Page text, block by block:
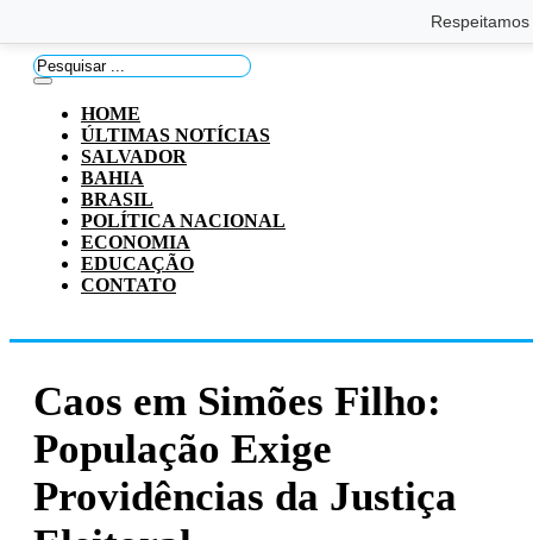
Pesquisar
...
HOME
ÚLTIMAS NOTÍCIAS
SALVADOR
BAHIA
BRASIL
POLÍTICA NACIONAL
ECONOMIA
EDUCAÇÃO
CONTATO
Caos em Simões Filho:
População Exige
Providências da Justiça